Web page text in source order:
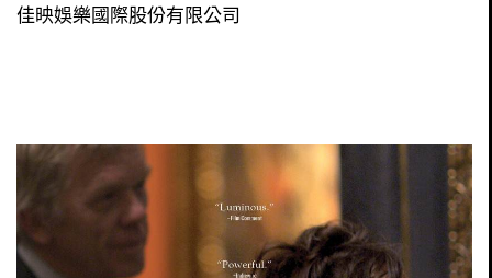
佳映娛樂國際股份有限公司